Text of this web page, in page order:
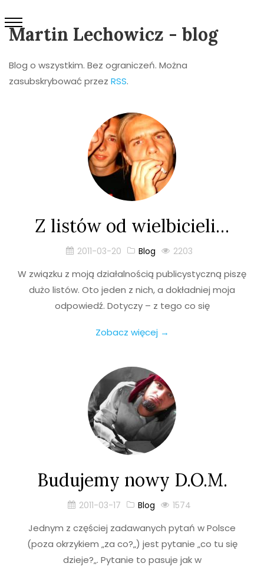
Martin Lechowicz - blog
Blog o wszystkim. Bez ograniczeń. Można
zasubskrybować przez RSS.
Z listów od wielbicieli…
2011-03-20 Blog 2203
W związku z moją działalnością publicystyczną piszę
dużo listów. Oto jeden z nich, a dokładniej moja
odpowiedź. Dotyczy – z tego co się
Zobacz więcej →
Budujemy nowy D.O.M.
2011-03-17 Blog 1574
Jednym z częściej zadawanych pytań w Polsce
(poza okrzykiem „za co?„) jest pytanie „co tu się
dzieje?„. Pytanie to pasuje jak w